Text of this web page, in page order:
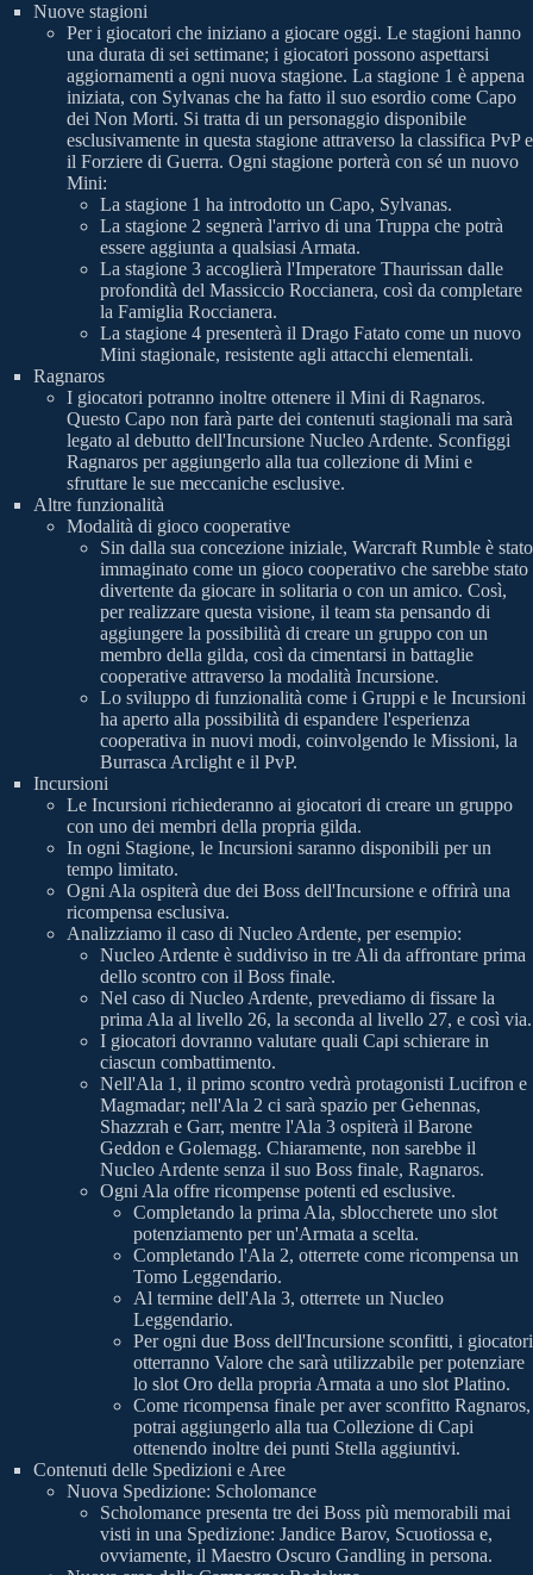
Nuove stagioni
Per i giocatori che iniziano a giocare oggi. Le stagioni hanno
una durata di sei settimane; i giocatori possono aspettarsi
aggiornamenti a ogni nuova stagione. La stagione 1 è appena
iniziata, con Sylvanas che ha fatto il suo esordio come Capo
dei Non Morti. Si tratta di un personaggio disponibile
esclusivamente in questa stagione attraverso la classifica PvP e
il Forziere di Guerra. Ogni stagione porterà con sé un nuovo
Mini:
La stagione 1 ha introdotto un Capo, Sylvanas.
La stagione 2 segnerà l'arrivo di una Truppa che potrà
essere aggiunta a qualsiasi Armata.
La stagione 3 accoglierà l'Imperatore Thaurissan dalle
profondità del Massiccio Roccianera, così da completare
la Famiglia Roccianera.
La stagione 4 presenterà il Drago Fatato come un nuovo
Mini stagionale, resistente agli attacchi elementali.
Ragnaros
I giocatori potranno inoltre ottenere il Mini di Ragnaros.
Questo Capo non farà parte dei contenuti stagionali ma sarà
legato al debutto dell'Incursione Nucleo Ardente. Sconfiggi
Ragnaros per aggiungerlo alla tua collezione di Mini e
sfruttare le sue meccaniche esclusive.
Altre funzionalità
Modalità di gioco cooperative
Sin dalla sua concezione iniziale, Warcraft Rumble è stato
immaginato come un gioco cooperativo che sarebbe stato
divertente da giocare in solitaria o con un amico. Così,
per realizzare questa visione, il team sta pensando di
aggiungere la possibilità di creare un gruppo con un
membro della gilda, così da cimentarsi in battaglie
cooperative attraverso la modalità Incursione.
Lo sviluppo di funzionalità come i Gruppi e le Incursioni
ha aperto alla possibilità di espandere l'esperienza
cooperativa in nuovi modi, coinvolgendo le Missioni, la
Burrasca Arclight e il PvP.
Incursioni
Le Incursioni richiederanno ai giocatori di creare un gruppo
con uno dei membri della propria gilda.
In ogni Stagione, le Incursioni saranno disponibili per un
tempo limitato.
Ogni Ala ospiterà due dei Boss dell'Incursione e offrirà una
ricompensa esclusiva.
Analizziamo il caso di Nucleo Ardente, per esempio:
Nucleo Ardente è suddiviso in tre Ali da affrontare prima
dello scontro con il Boss finale.
Nel caso di Nucleo Ardente, prevediamo di fissare la
prima Ala al livello 26, la seconda al livello 27, e così via.
I giocatori dovranno valutare quali Capi schierare in
ciascun combattimento.
Nell'Ala 1, il primo scontro vedrà protagonisti Lucifron e
Magmadar; nell'Ala 2 ci sarà spazio per Gehennas,
Shazzrah e Garr, mentre l'Ala 3 ospiterà il Barone
Geddon e Golemagg. Chiaramente, non sarebbe il
Nucleo Ardente senza il suo Boss finale, Ragnaros.
Ogni Ala offre ricompense potenti ed esclusive.
Completando la prima Ala, sbloccherete uno slot
potenziamento per un'Armata a scelta.
Completando l'Ala 2, otterrete come ricompensa un
Tomo Leggendario.
Al termine dell'Ala 3, otterrete un Nucleo
Leggendario.
Per ogni due Boss dell'Incursione sconfitti, i giocatori
otterranno Valore che sarà utilizzabile per potenziare
lo slot Oro della propria Armata a uno slot Platino.
Come ricompensa finale per aver sconfitto Ragnaros,
potrai aggiungerlo alla tua Collezione di Capi
ottenendo inoltre dei punti Stella aggiuntivi.
Contenuti delle Spedizioni e Aree
Nuova Spedizione: Scholomance
Scholomance presenta tre dei Boss più memorabili mai
visti in una Spedizione: Jandice Barov, Scuotiossa e,
ovviamente, il Maestro Oscuro Gandling in persona.